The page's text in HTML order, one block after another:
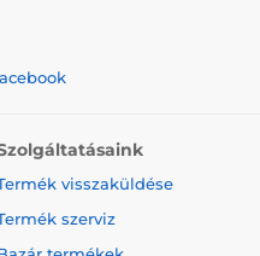
visszaküldése
szerviz